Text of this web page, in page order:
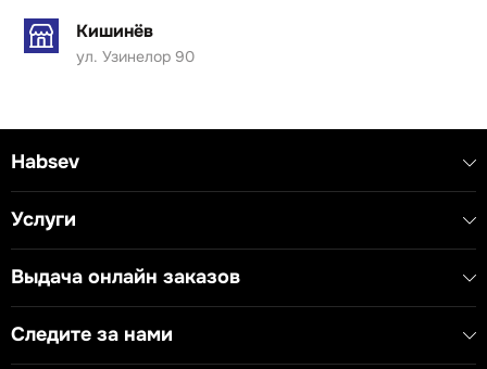
Кишинёв
ул. Узинелор 90
Habsev
Услуги
Выдача онлайн заказов
Следите за нами